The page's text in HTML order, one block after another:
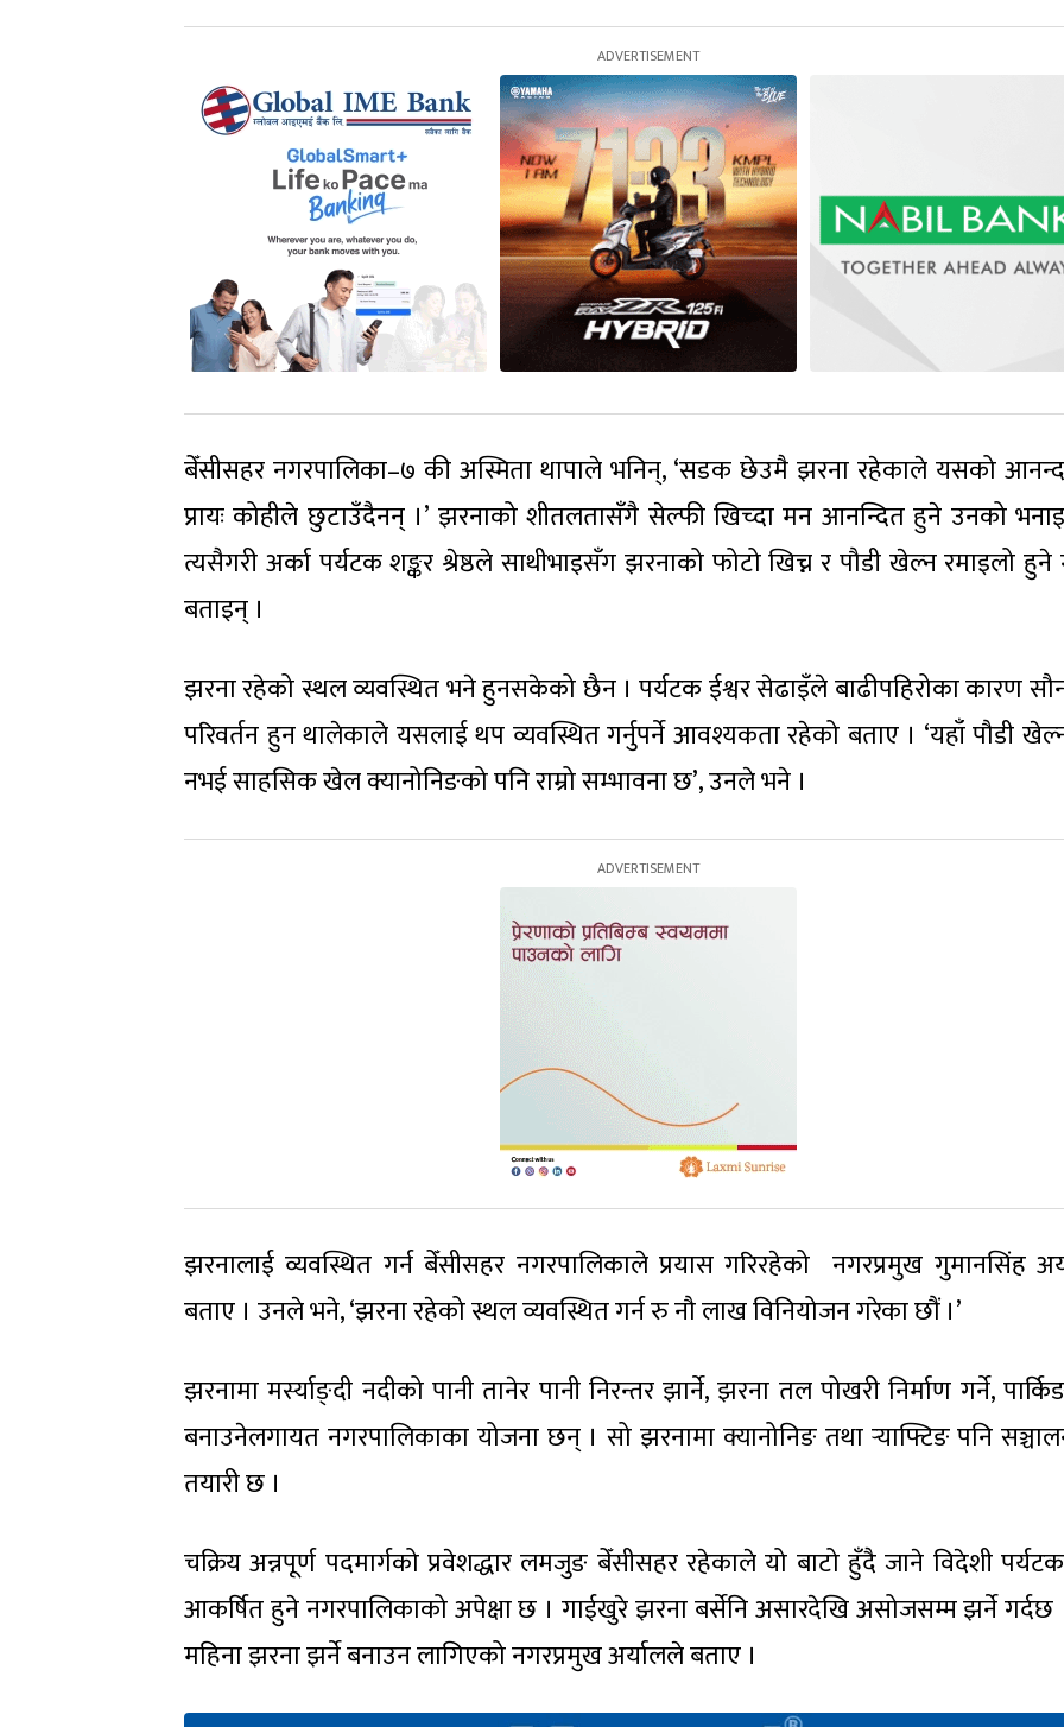
बेँसीसहर नगरपालिका–७ की अस्मिता थापाले भनिन्, ‘सडक छेउमै झरना रहेकाले यसको
प्रायः कोहीले छुटाउँदैनन् ।’ झरनाको शीतलतासँगै सेल्फी खिच्दा मन आनन्दित हुने उनको
त्यसैगरी अर्का पर्यटक शङ्कर श्रेष्ठले साथीभाइसँग झरनाको फोटो खिच्न र पौडी खेल्न रमाइलो
बताइन् ।
झरना रहेको स्थल व्यवस्थित भने हुनसकेको छैन । पर्यटक ईश्वर सेढाइँले बाढीपहिरोका कारण
परिवर्तन हुन थालेकाले यसलाई थप व्यवस्थित गर्नुपर्ने आवश्यकता रहेको बताए । ‘यहाँ पौडी
नभई साहसिक खेल क्यानोनिङको पनि राम्रो सम्भावना छ’, उनले भने ।
झरनालाई व्यवस्थित गर्न बेँसीसहर नगरपालिकाले प्रयास गरिरहेको नगरप्रमुख गुमानसिंह
बताए । उनले भने, ‘झरना रहेको स्थल व्यवस्थित गर्न रु नौ लाख विनियोजन गरेका छौं ।’
झरनामा मर्स्याङ्दी नदीको पानी तानेर पानी निरन्तर झार्ने, झरना तल पोखरी निर्माण गर्ने,
बनाउनेलगायत नगरपालिकाका योजना छन् । सो झरनामा क्यानोनिङ तथा र्‍याफ्टिङ पनि
तयारी छ ।
चक्रिय अन्नपूर्ण पदमार्गको प्रवेशद्धार लमजुङ बेँसीसहर रहेकाले यो बाटो हुँदै जाने विदेशी
आकर्षित हुने नगरपालिकाको अपेक्षा छ । गाईखुरे झरना बर्सेनि असारदेखि असोजसम्म झर्ने गर्दछ
महिना झरना झर्ने बनाउन लागिएको नगरप्रमुख अर्यालले बताए ।